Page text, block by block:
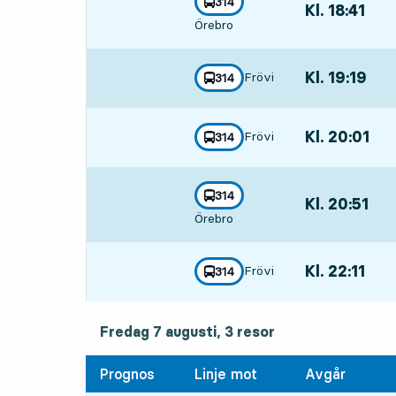
mot
Örebro
, Kl. 18:41
linje
314
mot
Frövi
, Kl. 19:19
linje
314
mot
Frövi
, Kl. 20:01
linje
314
mot
Örebro
, Kl. 20:51
linje
314
mot
Frövi
, Kl. 22:11
fredag 7 augusti, 3resor
Fredag 7 augusti, 3 resor
Prognos Linje mot Avgår